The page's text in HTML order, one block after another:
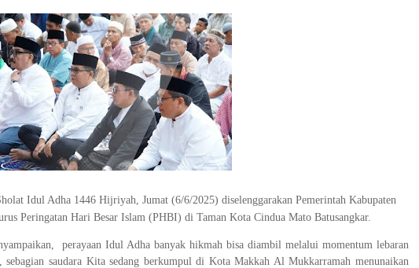
Idul Adha 1446 Hijriyah, Jumat (6/6/2025) diselenggarakan Pemerintah Kabupaten
Peringatan Hari Besar Islam (PHBI) di Taman Kota Cindua Mato Batusangkar.
perayaan Idul Adha banyak hikmah bisa diambil melalui momentum lebaran
saudara Kita sedang berkumpul di Kota Makkah Al Mukkarramah menunaikan